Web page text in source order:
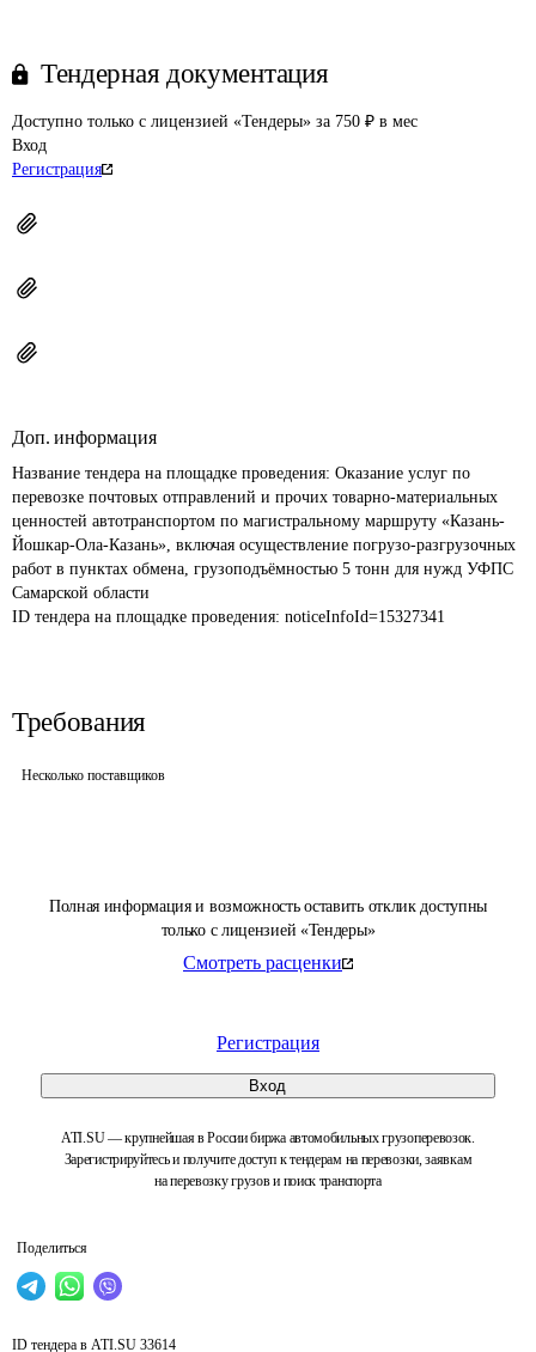
Полная информация и возможность оставить отклик доступны
только с лицензией «Тендеры»
Смотреть расценки
Регистрация
Вход
ATI.SU — крупнейшая в России биржа автомобильных грузоперевозок.
Зарегистрируйтесь и получите доступ к тендерам на перевозки, заявкам
на перевозку грузов и поиск транспорта
Поделиться
Тендерная документация
Доступно только с лицензией «Тендеры» за 750 ₽ в мес
Вход
Регистрация
Доп. информация
Название тендера на площадке проведения: Оказание услуг по
перевозке почтовых отправлений и прочих товарно-материальных
ценностей автотранспортом по магистральному маршруту «Казань-
Йошкар-Ола-Казань», включая осуществление погрузо-разгрузочных
работ в пунктах обмена, грузоподъёмностью 5 тонн для нужд УФПС
Самарской области
ID тендера на площадке проведения: noticeInfoId=15327341
Требования
Несколько поставщиков
ID тендера в ATI.SU 33614